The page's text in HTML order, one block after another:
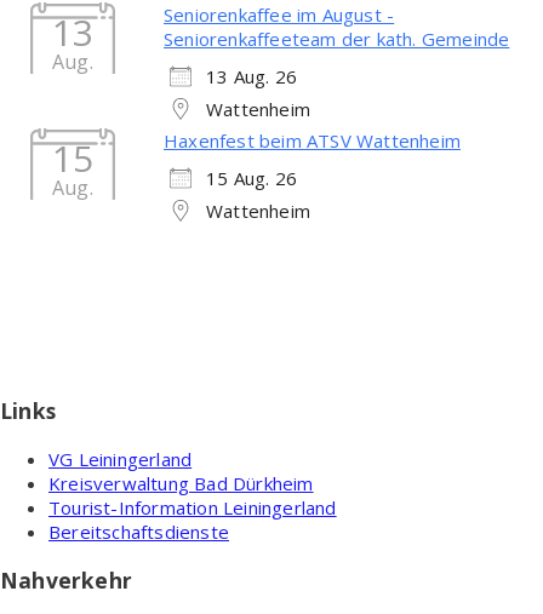
13
Aug.
Seniorenkaffee im August -
Seniorenkaffeeteam der kath. Gemeinde
13 Aug. 26
Wattenheim
15
Aug.
Haxenfest beim ATSV Wattenheim
15 Aug. 26
Wattenheim
Links
VG Leiningerland
Kreisverwaltung Bad Dürkheim
Tourist-Information Leiningerland
Bereitschaftsdienste
Nahverkehr